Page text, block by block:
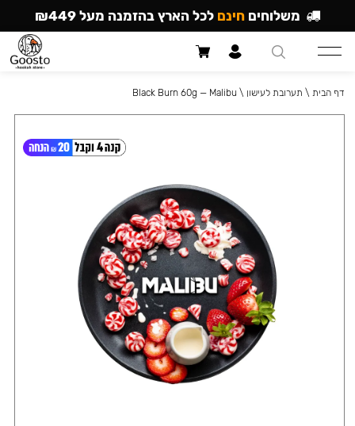
דף הבית \ תערובת לעישון \
Black Burn 60g — Malibu
משלוחים חינם לכל הארץ בהזמנה מעל ₪449